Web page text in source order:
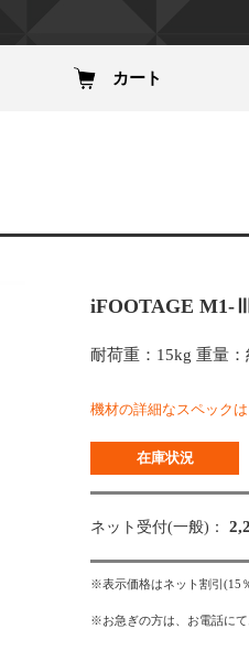
カート
iFOOTAGE M1-
耐荷重：15kg 重量
機材の詳細なスペックは
在庫状況
ネット受付(一般)：
※表示価格はネット割引(15
※お急ぎの方は、お電話にて